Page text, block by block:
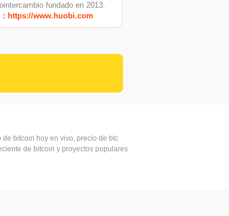
fundado en 2013.
https://www.huobi.com
bitcoin hoy en vivo, precio de btc
de bitcoin y proyectos populares